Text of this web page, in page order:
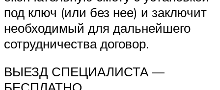
под ключ (или без нее) и заключит
необходимый для дальнейшего
сотрудничества договор.
ВЫЕЗД СПЕЦИАЛИСТА —